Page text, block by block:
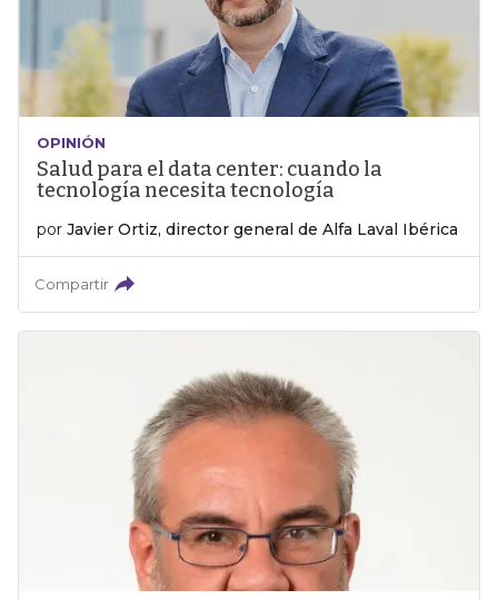
OPINIÓN
Salud para el data center: cuando la
tecnología necesita tecnología
por Javier Ortiz, director general de Alfa Laval Ibérica
Compartir